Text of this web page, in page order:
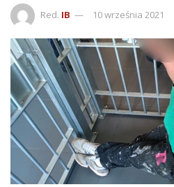
Red. IB 10 września 2021